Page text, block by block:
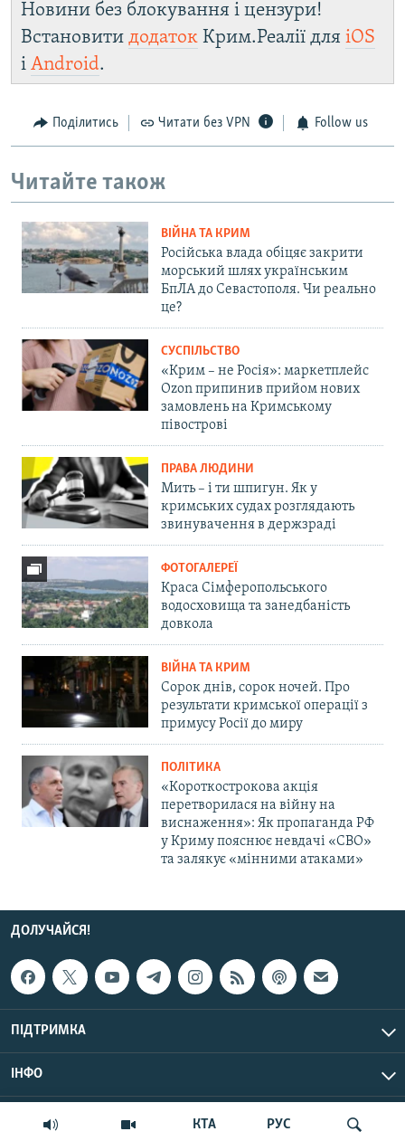
КТА РУС
Новини без блокування і цензури!
Встановити додаток Крим.Реалії для iOS
і Android.
Поділитись Читати без VPN Follow us
Читайте також
ВІЙНА ТА КРИМ
Російська влада обіцяє закрити
морський шлях українським
БпЛА до Севастополя. Чи реально
це?
СУСПІЛЬСТВО
«Крим – не Росія»: маркетплейс
Ozon припинив прийом нових
замовлень на Кримському
півострові
ПРАВА ЛЮДИНИ
Мить – і ти шпигун. Як у
кримських судах розглядають
звинувачення в держзраді
ФОТОГАЛЕРЕЇ
Краса Сімферопольського
водосховища та занедбаність
довкола
ВІЙНА ТА КРИМ
Сорок днів, сорок ночей. Про
результати кримської операції з
примусу Росії до миру
ПОЛІТИКА
«Короткострокова акція
перетворилася на війну на
виснаження»: Як пропаганда РФ
у Криму пояснює невдачі «СВО»
та залякує «мінними атаками»
ДОЛУЧАЙСЯ!
ПІДТРИМКА
ІНФО
© Крим.Реалії, 2026 | Усі права застережено.